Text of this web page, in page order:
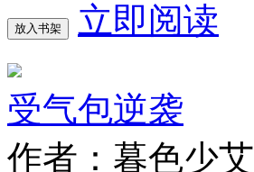
放入书架 立即阅读
受气包逆袭
作者：暮色少艾